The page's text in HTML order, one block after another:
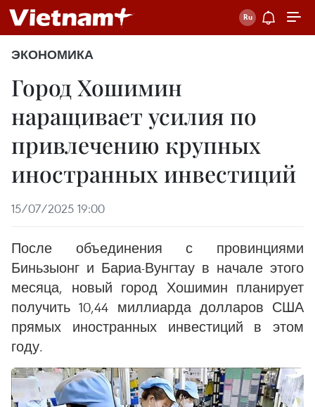
ЭКОНОМИКА
Город Хошимин
наращивает усилия по
привлечению крупных
иностранных инвестиций
15/07/2025 19:00
После объединения с провинциями
Биньзыонг и Бариа-Вунгтау в начале этого
месяца, новый город Хошимин планирует
получить 10,44 миллиарда долларов США
прямых иностранных инвестиций в этом
году.